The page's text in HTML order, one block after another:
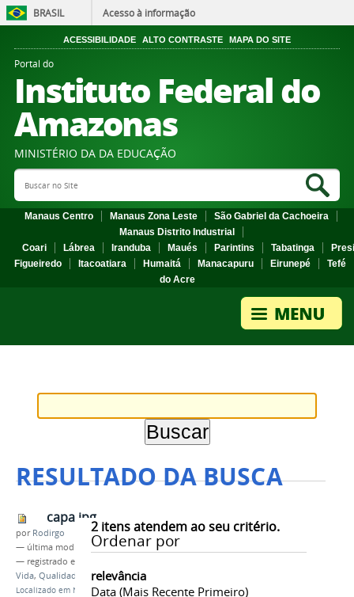
BRASIL Acesso à informação
ACESSIBILIDADE ALTO CONTRASTE MAPA DO SITE
Portal do
Instituto Federal do
Amazonas
MINISTÉRIO DA DA EDUCAÇÃO
Search Site
Manaus Centro Manaus Zona Leste
São Gabriel da Cachoeira
Manaus Distrito Industrial
Coari
Lábrea Iranduba Maués Parintins Tabatinga
Figueiredo
Itacoatiara Humaitá Manacapuru Eirunepé
Tefé
do Acre
RESULTADO DA BUSCA
2itens atendem ao seu critério.
Ordenar por
relevância
Data (mais Recente Primeiro)
capa.jpg
por Rodirgo
— última modificação11/04/2019 12h49
— registrado em:
Vida, Qualidade de Vida no IFAM
Localizado em Notícias /Saúde e qualidade de vida